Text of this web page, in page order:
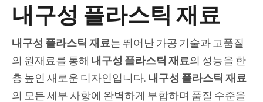
내구성 플라스틱 재료
내구성 플라스틱 재료는 뛰어난 가공 기술과 고품질
의 원재료를 통해 내구성 플라스틱 재료의 성능을 한
층 높인 새로운 디자인입니다. 내구성 플라스틱 재료
의 모든 세부 사항에 완벽하게 부합하며 품질 수준을